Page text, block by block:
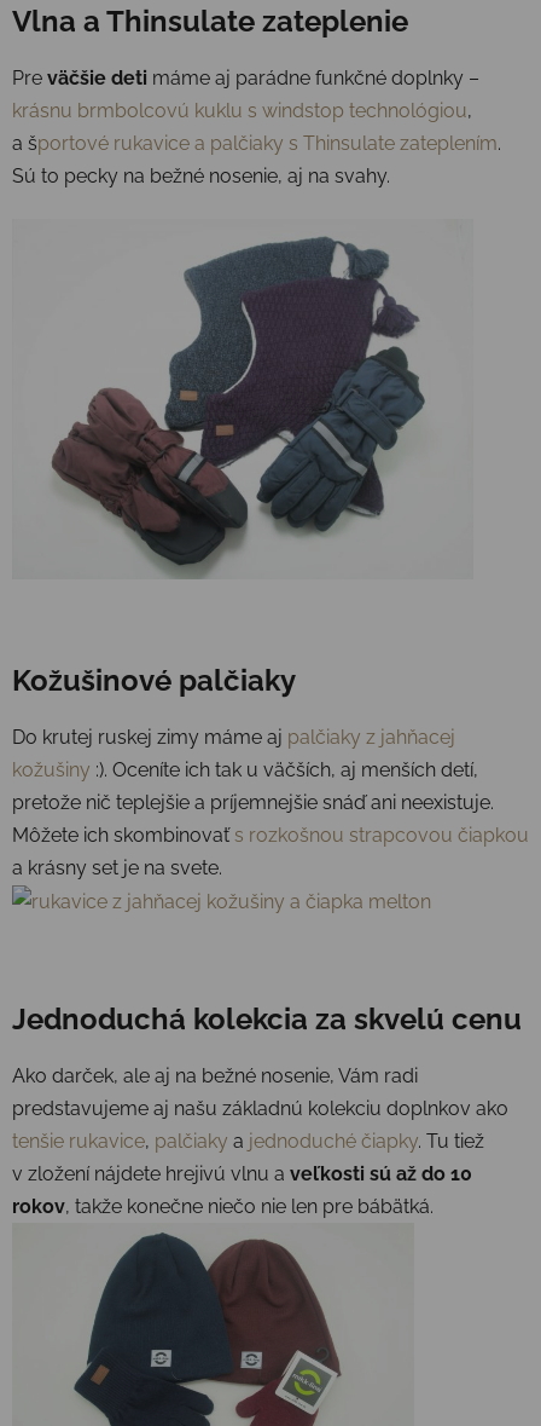
Vlna a Thinsulate zateplenie
Pre väčšie deti máme aj parádne funkčné doplnky –
krásnu brmbolcovú kuklu s windstop technológiou,
a športové rukavice a palčiaky s Thinsulate zateplením.
Sú to pecky na bežné nosenie, aj na svahy.
Kožušinové palčiaky
Do krutej ruskej zimy máme aj palčiaky z jahňacej
kožušiny :). Oceníte ich tak u väčších, aj menších detí,
pretože nič teplejšie a príjemnejšie snáď ani neexistuje.
Môžete ich skombinovaťs rozkošnou strapcovou čiapkou
a krásny set je na svete.
Jednoduchá kolekcia za skvelú cenu
Ako darček, ale aj na bežné nosenie, Vám radi
predstavujeme aj našu základnú kolekciu doplnkov ako
tenšie rukavice, palčiaky a jednoduché čiapky. Tu tiež
v zložení nájdete hrejivú vlnu a veľkosti sú až do 10
rokov, takže konečne niečo nie len pre bábätká.